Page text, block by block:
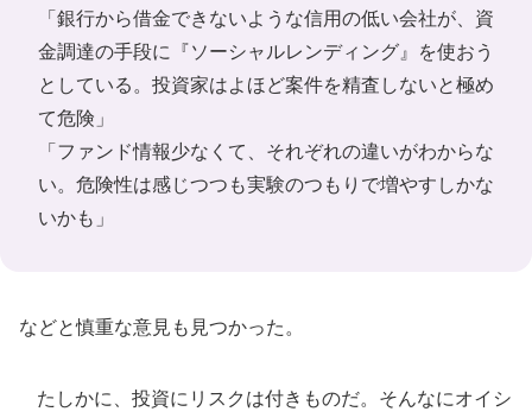
「銀行から借金できないような信用の低い会社が、資
金調達の手段に『ソーシャルレンディング』を使おう
としている。投資家はよほど案件を精査しないと極め
て危険」
「ファンド情報少なくて、それぞれの違いがわからな
い。危険性は感じつつも実験のつもりで増やすしかな
いかも」
などと慎重な意見も見つかった。
たしかに、投資にリスクは付きものだ。そんなにオイシ